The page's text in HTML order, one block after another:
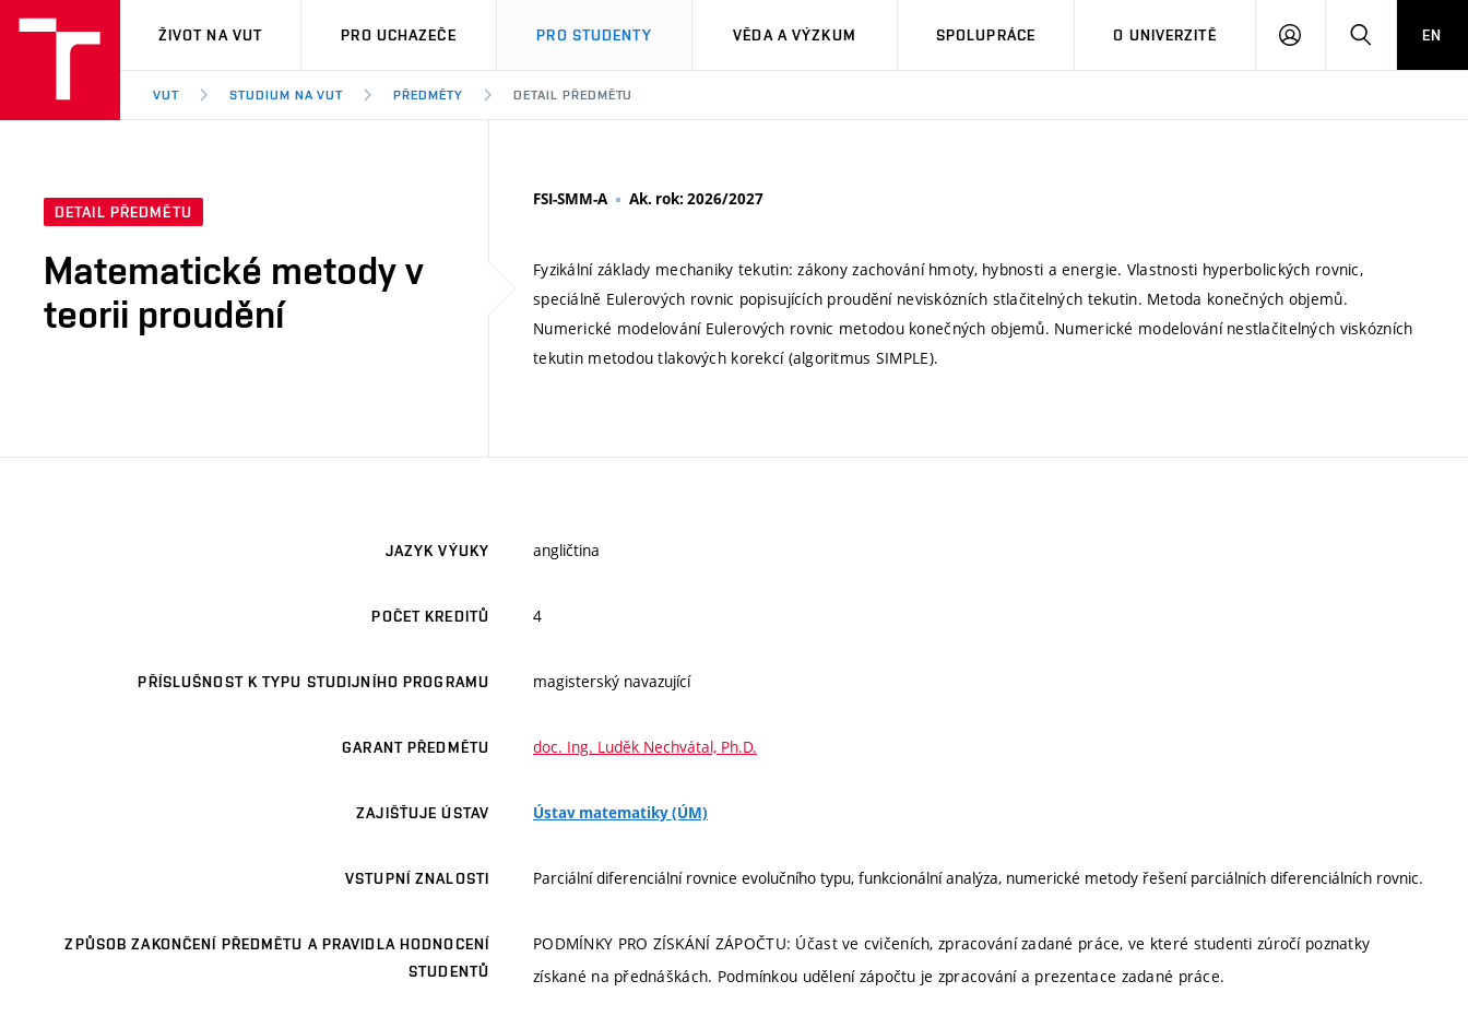
VUT
ŽIVOT NA VUT PRO UCHAZEČE PRO STUDENTY VĚDA A VÝZKUM SPOLUPRÁCE O UNIVERZITĚ
PŘIHLÁSIT HLEDATEN
VUT STUDIUM NA VUT PŘEDMĚTY DETAIL PŘEDMĚTU
DETAIL PŘEDMĚTU
Matematické metody v
teorii proudění
FSI-SMM-A Ak. rok: 2026/2027
Fyzikální základy mechaniky tekutin: zákony zachování hmoty, hybnosti a energie. Vlastnosti hyperbolických rovnic,
speciálně Eulerových rovnic popisujících proudění neviskózních stlačitelných tekutin. Metoda konečných objemů.
Numerické modelování Eulerových rovnic metodou konečných objemů. Numerické modelování nestlačitelných viskózních
tekutin metodou tlakových korekcí (algoritmus SIMPLE).
JAZYK VÝUKY angličtina
POČET KREDITŮ 4
PŘÍSLUŠNOST K TYPU STUDIJNÍHO PROGRAMU magisterský navazující
GARANT PŘEDMĚTU doc. Ing. Luděk Nechvátal, Ph.D.
ZAJIŠŤUJE ÚSTAV Ústav matematiky (ÚM)
VSTUPNÍ ZNALOSTI Parciální diferenciální rovnice evolučního typu, funkcionální analýza, numerické metody řešení parciálních diferenciálních rovnic.
ZPŮSOB ZAKONČENÍ PŘEDMĚTU A PRAVIDLA HODNOCENÍ
STUDENTŮ
PODMÍNKY PRO ZÍSKÁNÍ ZÁPOČTU: Účast ve cvičeních, zpracování zadané práce, ve které studenti zúročí poznatky
získané na přednáškách. Podmínkou udělení zápočtu je zpracování a prezentace zadané práce.